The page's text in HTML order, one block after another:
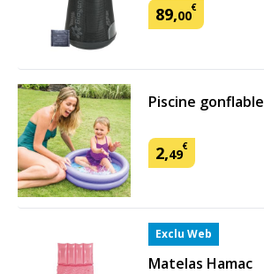
89,00€
Piscine
2,49€
Exclu Web
Matelas Hamac